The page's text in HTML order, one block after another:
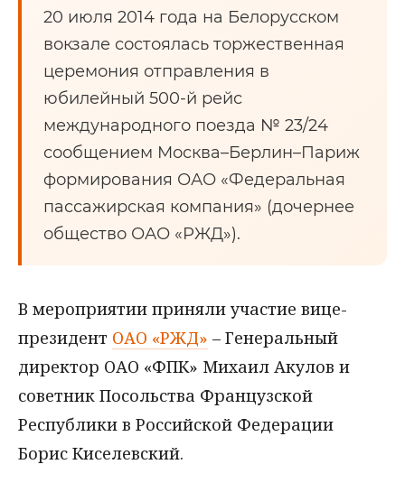
20 июля 2014 года на Белорусском
вокзале состоялась торжественная
церемония отправления в
юбилейный 500-й рейс
международного поезда № 23/24
сообщением Москва–Берлин–Париж
формирования ОАО «Федеральная
пассажирская компания» (дочернее
общество ОАО «РЖД»).
В мероприятии приняли участие вице-
президент ОАО «РЖД» – Генеральный
директор ОАО «ФПК» Михаил Акулов и
советник Посольства Французской
Республики в Российской Федерации
Борис Киселевский.